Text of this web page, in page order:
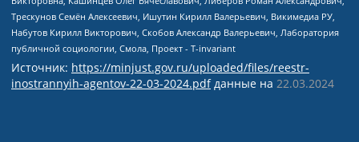
Источник: https://minjust.gov.ru/uploaded/files/reestr-
inostrannyih-agentov-22-03-2024.pdfданные на 22.03.2024